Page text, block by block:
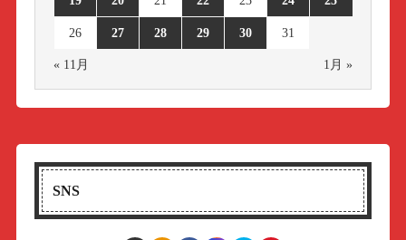
26 27 28 29 30 31
« 11月 1月 »
SNS